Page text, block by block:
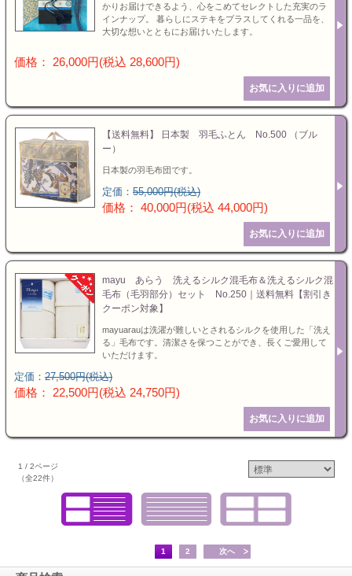
かりお届けできるよう、心をこめてセレクトした充実のラ
インナップ。 暮らしにステキをプラスしてくれる一品を、
大切な想いとともにお届けいたします。
価格： 26,000円(税込 28,600円)
【送料無料】 日本製 羽毛ふとん No.500 （ブル
ー）
日本製の羽毛布団です。
定価： 55,000円(税込)
価格： 40,000円(税込 44,000円)
mayu あらう 洗えるシルク混毛布＆洗えるシルク混
毛布（毛羽部分）セット No.250｜送料無料【割引き
クーポン対象】
mayuarauは洗濯が難しいとされるシルクを使用した「洗え
る」毛布です。清潔さを保つことができ、長くご愛用して
いただけます。
定価： 27,500円(税込)
価格： 22,500円(税込 24,750円)
1 / 2ページ
（全22件）
1 2 次へ